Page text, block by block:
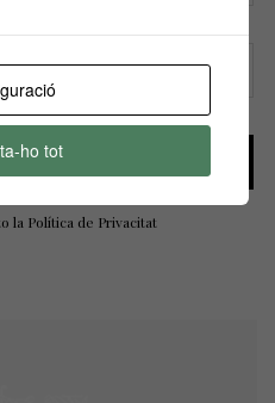
la Política de Privacitat
ho tot